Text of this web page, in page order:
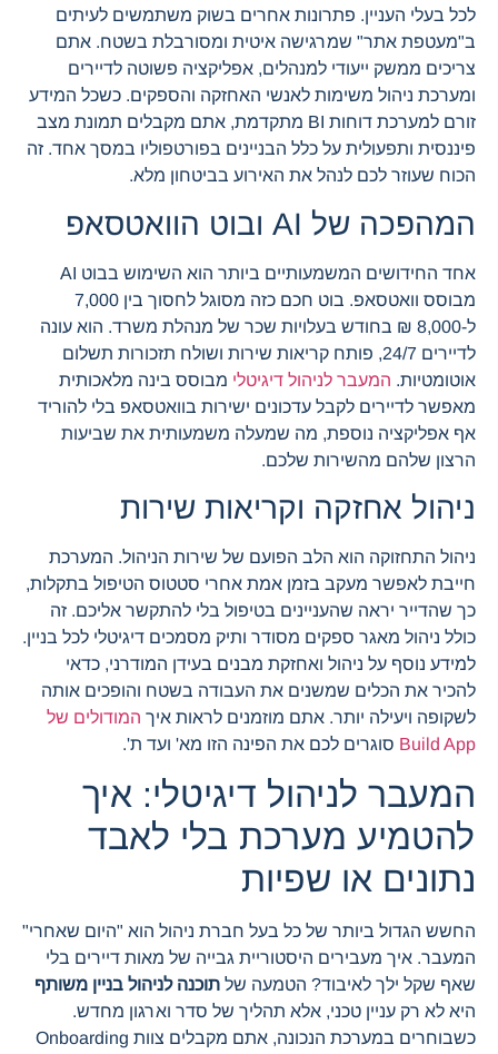
לכל בעלי העניין. פתרונות אחרים בשוק משתמשים לעיתים
ב"מעטפת אתר" שמרגישה איטית ומסורבלת בשטח. אתם
צריכים ממשק ייעודי למנהלים, אפליקציה פשוטה לדיירים
ומערכת ניהול משימות לאנשי האחזקה והספקים. כשכל המידע
זורם למערכת דוחות BI מתקדמת, אתם מקבלים תמונת מצב
פיננסית ותפעולית על כלל הבניינים בפורטפוליו במסך אחד. זה
הכוח שעוזר לכם לנהל את האירוע בביטחון מלא.
המהפכה של AI ובוט הוואטסאפ
אחד החידושים המשמעותיים ביותר הוא השימוש בבוט AI
מבוסס וואטסאפ. בוט חכם כזה מסוגל לחסוך בין 7,000
ל-8,000 ₪ בחודש בעלויות שכר של מנהלת משרד. הוא עונה
לדיירים 24/7, פותח קריאות שירות ושולח תזכורות תשלום
אוטומטיות. המעבר לניהול דיגיטלי מבוסס בינה מלאכותית
מאפשר לדיירים לקבל עדכונים ישירות בוואטסאפ בלי להוריד
אף אפליקציה נוספת, מה שמעלה משמעותית את שביעות
הרצון שלהם מהשירות שלכם.
ניהול אחזקה וקריאות שירות
ניהול התחזוקה הוא הלב הפועם של שירות הניהול. המערכת
חייבת לאפשר מעקב בזמן אמת אחרי סטטוס הטיפול בתקלות,
כך שהדייר יראה שהעניינים בטיפול בלי להתקשר אליכם. זה
כולל ניהול מאגר ספקים מסודר ותיק מסמכים דיגיטלי לכל בניין.
למידע נוסף על ניהול ואחזקת מבנים בעידן המודרני, כדאי
להכיר את הכלים שמשנים את העבודה בשטח והופכים אותה
לשקופה ויעילה יותר. אתם מוזמנים לראות איך המודולים של
Build App סוגרים לכם את הפינה הזו מא' ועד ת'.
המעבר לניהול דיגיטלי: איך
להטמיע מערכת בלי לאבד
נתונים או שפיות
החשש הגדול ביותר של כל בעל חברת ניהול הוא "היום שאחרי"
המעבר. איך מעבירים היסטוריית גבייה של מאות דיירים בלי
שאף שקל ילך לאיבוד? הטמעה של תוכנה לניהול בניין משותף
היא לא רק עניין טכני, אלא תהליך של סדר וארגון מחדש.
כשבוחרים במערכת הנכונה, אתם מקבלים צוות Onboarding